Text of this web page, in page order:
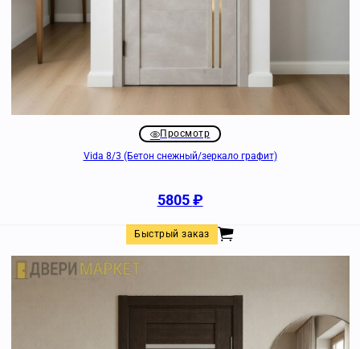
Просмотр
Vida 8/3 (Бетон снежный/зеркало графит)
5805₽
Быстрый заказ